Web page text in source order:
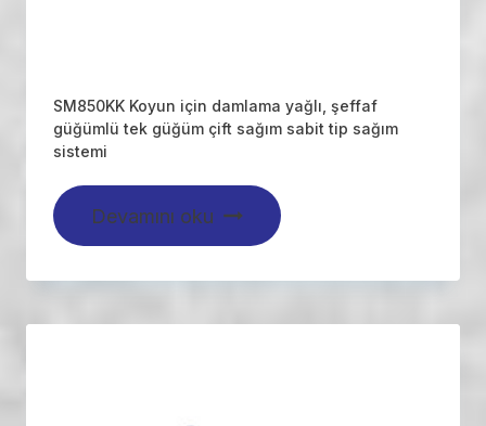
SM850KK Koyun için damlama yağlı, şeffaf
güğümlü tek güğüm çift sağım sabit tip sağım
sistemi
Devamını oku